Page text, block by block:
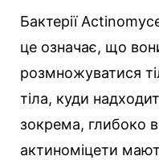
Бактерії
це означає, що
розмножуватися
тіла, куди
зокрема, глибоко
актиноміцети